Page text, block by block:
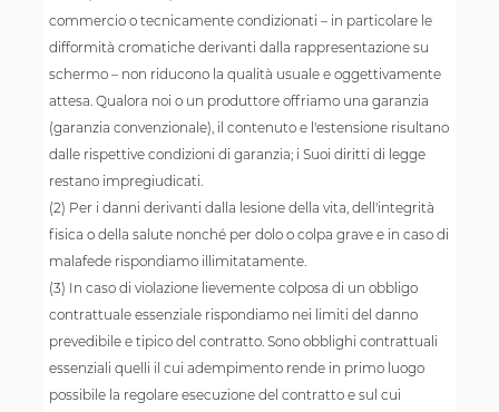
commercio o tecnicamente condizionati – in particolare le
difformità cromatiche derivanti dalla rappresentazione su
schermo – non riducono la qualità usuale e oggettivamente
attesa. Qualora noi o un produttore offriamo una garanzia
(garanzia convenzionale), il contenuto e l'estensione risultano
dalle rispettive condizioni di garanzia; i Suoi diritti di legge
restano impregiudicati.
(2) Per i danni derivanti dalla lesione della vita, dell'integrità
fisica o della salute nonché per dolo o colpa grave e in caso di
malafede rispondiamo illimitatamente.
(3) In caso di violazione lievemente colposa di un obbligo
contrattuale essenziale rispondiamo nei limiti del danno
prevedibile e tipico del contratto. Sono obblighi contrattuali
essenziali quelli il cui adempimento rende in primo luogo
possibile la regolare esecuzione del contratto e sul cui